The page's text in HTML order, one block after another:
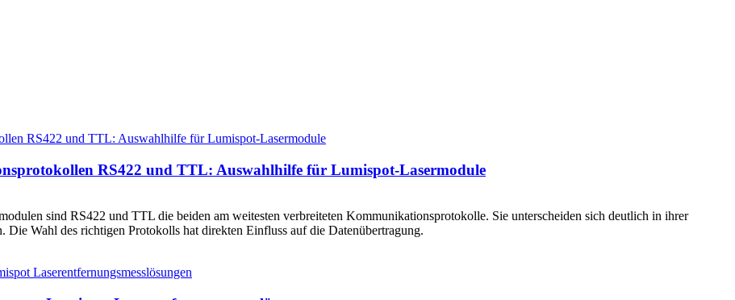
RS422 und TTL: Auswahlhilfe für Lumispot-Lasermodule
sind RS422 und TTL die beiden am weitesten verbreiteten Kommunikationsprotokolle. Sie unterscheiden sich deutlich in ihrer
Die Wahl des richtigen Protokolls hat direkten Einfluss auf die Datenübertragung.